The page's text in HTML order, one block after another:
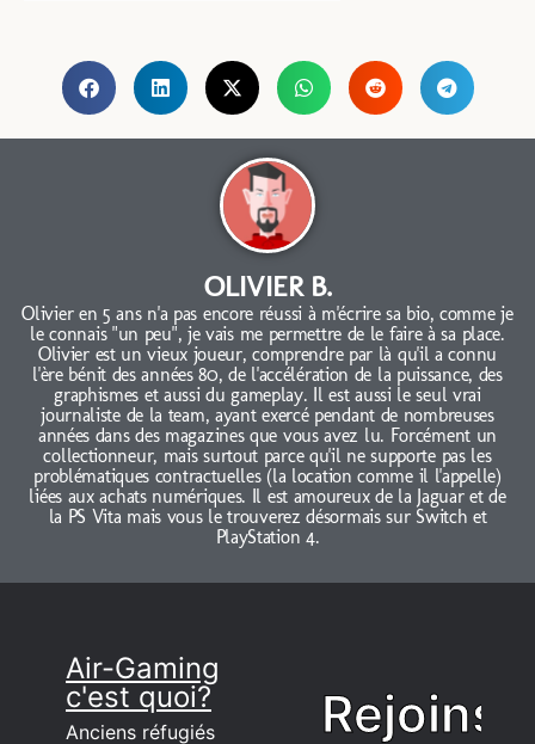
OLIVIER B.
Olivier en 5 ans n'a pas encore réussi à m'écrire sa bio, comme je
le connais "un peu", je vais me permettre de le faire à sa place.
Olivier est un vieux joueur, comprendre par là qu'il a connu
l'ère bénit des années 80, de l'accélération de la puissance, des
graphismes et aussi du gameplay. Il est aussi le seul vrai
journaliste de la team, ayant exercé pendant de nombreuses
années dans des magazines que vous avez lu. Forcément un
collectionneur, mais surtout parce qu'il ne supporte pas les
problématiques contractuelles (la location comme il l'appelle)
liées aux achats numériques. Il est amoureux de la Jaguar et de
la PS Vita mais vous le trouverez désormais sur Switch et
PlayStation 4.
Air-Gaming
c'est quoi?
Anciens réfugiés
Rejoins